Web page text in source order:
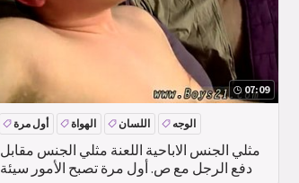
07:09
مثلي الجنس الاباحية اللعنة مثلي الجنس مقابل
دفع الرجل مع ص. أول مرة تصبح الأمور سيئة
أول مرة الهواة اللسان الوجه